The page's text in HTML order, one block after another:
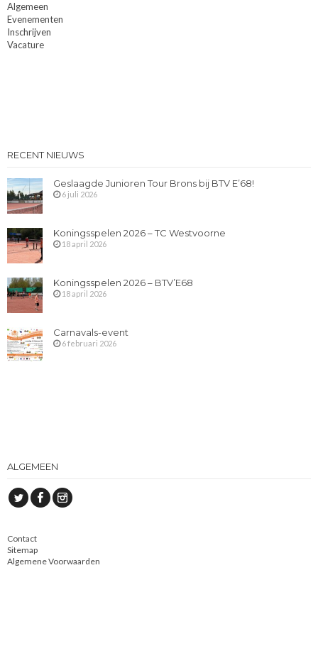
Algemeen
Evenementen
Inschrijven
Vacature
RECENT NIEUWS
Geslaagde Junioren Tour Brons bij BTV E’68!
6 juli 2026
Koningsspelen 2026 – TC Westvoorne
18 april 2026
Koningsspelen 2026 – BTV’E68
18 april 2026
Carnavals-event
6 februari 2026
ALGEMEEN
Contact
Sitemap
Algemene Voorwaarden